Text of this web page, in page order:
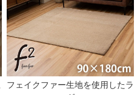
フェイクファー生地を使用したラ